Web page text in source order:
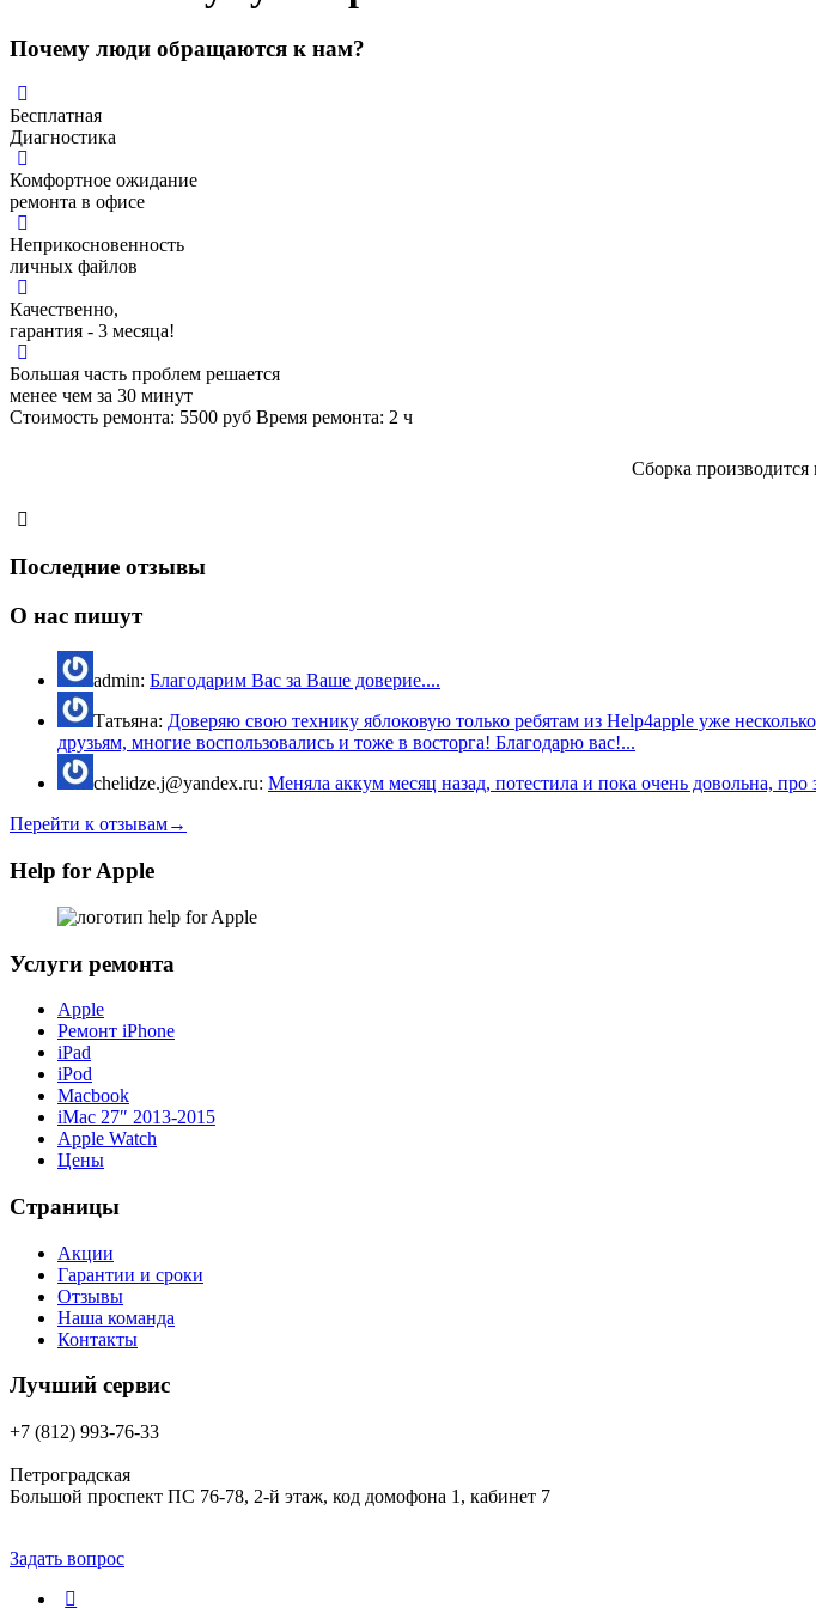
Почему люди обращаются к нам?
Бесплатная
Диагностика
Комфортное ожидание
ремонта в офисе
Неприкосновенность
личных файлов
Качественно,
гарантия - 3 месяца!
Большая часть проблем решается
менее чем за 30 минут
Стоимость ремонта: 5500 руб Время ремонта: 2 ч
Сборка производится
Последние отзывы
О нас пишут
admin: Благодарим Вас за Ваше доверие....
Татьяна: Доверяю свою технику яблоковую только ребятам из Help4apple уже
друзьям, многие воспользовались и тоже в восторга! Благодарю вас!...
chelidze.j@yandex.ru: Меняла аккум месяц назад, потестила и пока очень довольна,
Перейти к отзывам→
Help for Apple
Услуги ремонта
Apple
Ремонт iPhone
iPad
iPod
Macbook
iMac 27″ 2013-2015
Apple Watch
Цены
Страницы
Акции
Гарантии и сроки
Отзывы
Наша команда
Контакты
Лучший сервис
+7 (812) 993-76-33
Петроградская
Большой проспект ПС 76-78, 2-й этаж, код домофона 1, кабинет 7
Задать вопрос